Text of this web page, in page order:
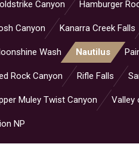
Canyon Hamburger
Canyon Kanarra Creek Falls
Wash Nautilus
Rock Canyon Rifle Falls
Muley Twist Canyon Valley
NP